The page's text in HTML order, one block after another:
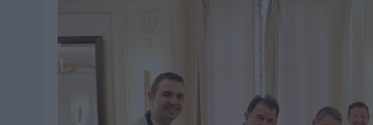
LUIS ARQUILLOS (BURGO DE ARIAS): “LA CONSTRUCCIÓN DE MARCA A
MONEDA”
04/08/2026
‘LA ÚNICA CERVEZA DEL MUNDO QUE SE DISFRUTA DOS VECES’, DE
04/08/2026
‘EL FÚTBOL SIN LAS PERSONAS’, DE DENTSU CREATIVE PARA ORANGE